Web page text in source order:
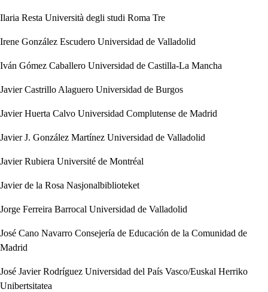
Ilaria Resta Università degli studi Roma Tre
Irene González Escudero Universidad de Valladolid
Iván Gómez Caballero Universidad de Castilla-La Mancha
Javier Castrillo Alaguero Universidad de Burgos
Javier Huerta Calvo Universidad Complutense de Madrid
Javier J. González Martínez Universidad de Valladolid
Javier Rubiera Université de Montréal
Javier de la Rosa Nasjonalbiblioteket
Jorge Ferreira Barrocal Universidad de Valladolid
José Cano Navarro Consejería de Educación de la Comunidad de
Madrid
José Javier Rodríguez Universidad del País Vasco/Euskal Herriko
Unibertsitatea